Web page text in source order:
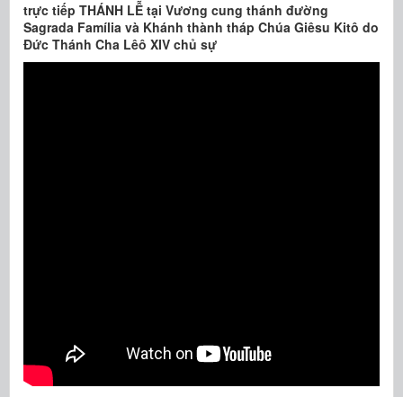
trực tiếp THÁNH LỄ tại Vương cung thánh đường
Sagrada Família và Khánh thành tháp Chúa Giêsu Kitô do
Đức Thánh Cha Lêô XIV chủ sự